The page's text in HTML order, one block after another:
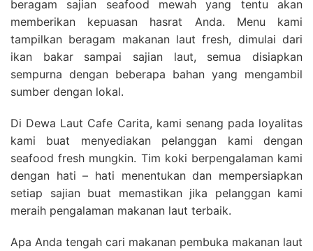
beragam sajian seafood mewah yang tentu akan
memberikan kepuasan hasrat Anda. Menu kami
tampilkan beragam makanan laut fresh, dimulai dari
ikan bakar sampai sajian laut, semua disiapkan
sempurna dengan beberapa bahan yang mengambil
sumber dengan lokal.
Di Dewa Laut Cafe Carita, kami senang pada loyalitas
kami buat menyediakan pelanggan kami dengan
seafood fresh mungkin. Tim koki berpengalaman kami
dengan hati – hati menentukan dan mempersiapkan
setiap sajian buat memastikan jika pelanggan kami
meraih pengalaman makanan laut terbaik.
Apa Anda tengah cari makanan pembuka makanan laut